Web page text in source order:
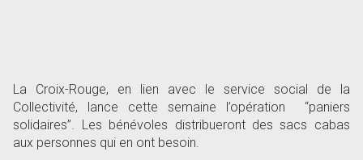
La Croix-Rouge, en lien avec le service social de la
Collectivité, lance cette semaine l’opération “paniers
solidaires”. Les bénévoles distribueront des sacs cabas
aux personnes qui en ont besoin.